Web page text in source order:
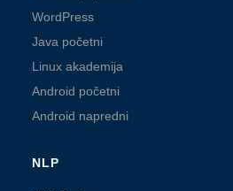
WordPress
Java početni
Linux akademija
Android početni
Android napredni
NLP